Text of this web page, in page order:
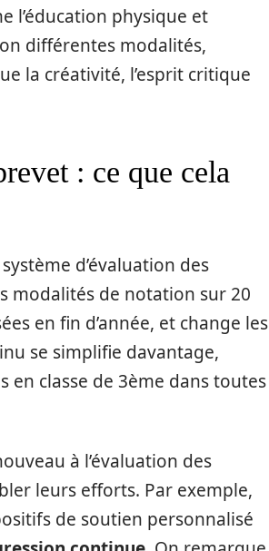
l’éducation physique et
différentes modalités,
la créativité, l’esprit critique
: ce que cela
d’évaluation des
modalités de notation sur 20
en fin d’année, et change les
se simplifie davantage,
classe de 3ème dans toutes
à l’évaluation des
leurs efforts. Par exemple,
de soutien personnalisé